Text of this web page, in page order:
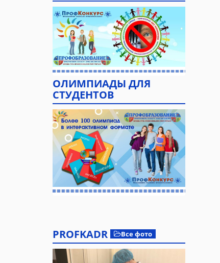
ОЛИМПИАДЫ ДЛЯ
СТУДЕНТОВ
PROFKADR Все фото